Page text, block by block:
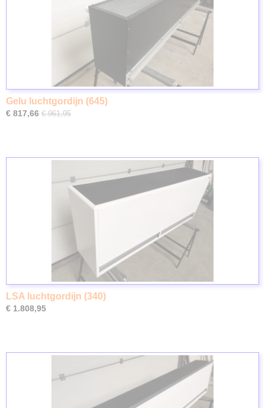
Gelu luchtgordijn (645)
€ 817,66 € 961,95
LSA luchtgordijn (340)
€ 1.808,95